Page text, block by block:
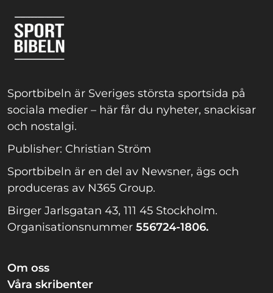
Sportbibeln är Sveriges största sportsida på
sociala medier – här får du nyheter, snackisar
och nostalgi.
Publisher: Christian Ström
Sportbibeln är en del av Newsner, ägs och
produceras av N365 Group.
Birger Jarlsgatan 43, 111 45 Stockholm.
Organisationsnummer 556724-1806.
Om oss
Våra skribenter